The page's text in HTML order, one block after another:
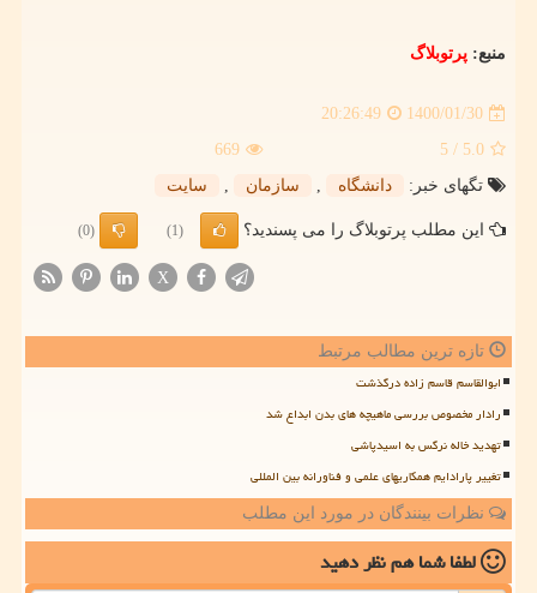
منبع: پرتوبلاگ
1400/01/30
20:26:49
5.0
/ 5
669
تگهای خبر:
دانشگاه , سازمان , سایت
این مطلب پرتوبلاگ را می پسندید؟ (1)
(0)
X
تازه ترین مطالب مرتبط
ابوالقاسم قاسم زاده درگذشت
رادار مخصوص بررسی ماهیچه های بدن ابداع شد
تهدید خاله نرگس به اسیدپاشی
تغییر پارادایم همکاریهای علمی و فناورانه بین المللی
نظرات بینندگان در مورد این مطلب
لطفا شما همنظر دهید